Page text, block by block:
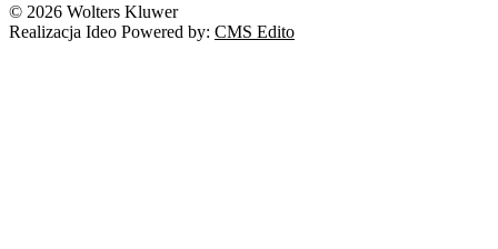
© 2026 Wolters Kluwer
Realizacja Ideo Powered by: CMS Edito